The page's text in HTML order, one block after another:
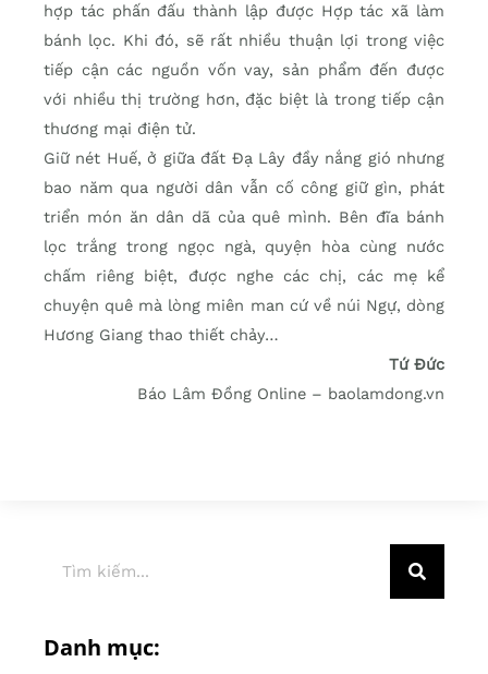
hợp tác phấn đấu thành lập được Hợp tác xã làm
bánh lọc. Khi đó, sẽ rất nhiều thuận lợi trong việc
tiếp cận các nguồn vốn vay, sản phẩm đến được
với nhiều thị trường hơn, đặc biệt là trong tiếp cận
thương mại điện tử.
Giữ nét Huế, ở giữa đất Đạ Lây đầy nắng gió nhưng
bao năm qua người dân vẫn cố công giữ gìn, phát
triển món ăn dân dã của quê mình. Bên đĩa bánh
lọc trắng trong ngọc ngà, quyện hòa cùng nước
chấm riêng biệt, được nghe các chị, các mẹ kể
chuyện quê mà lòng miên man cứ về núi Ngự, dòng
Hương Giang thao thiết chảy…
Tứ Đức
Báo Lâm Đồng Online – baolamdong.vn
Danh mục: